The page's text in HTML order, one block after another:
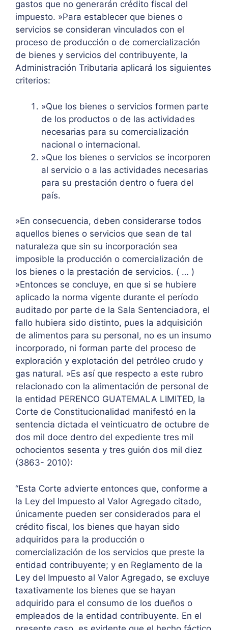
gastos que no generarán crédito fiscal del
impuesto. »Para establecer que bienes o
servicios se consideran vinculados con el
proceso de producción o de comercialización
de bienes y servicios del contribuyente, la
Administración Tributaria aplicará los siguientes
criterios:
»Que los bienes o servicios formen parte
de los productos o de las actividades
necesarias para su comercialización
nacional o internacional.
»Que los bienes o servicios se incorporen
al servicio o a las actividades necesarias
para su prestación dentro o fuera del
país.
»En consecuencia, deben considerarse todos
aquellos bienes o servicios que sean de tal
naturaleza que sin su incorporación sea
imposible la producción o comercialización de
los bienes o la prestación de servicios. ( … )
»Entonces se concluye, en que si se hubiere
aplicado la norma vigente durante el período
auditado por parte de la Sala Sentenciadora, el
fallo hubiera sido distinto, pues la adquisición
de alimentos para su personal, no es un insumo
incorporado, ni forman parte del proceso de
exploración y explotación del petróleo crudo y
gas natural. »Es así que respecto a este rubro
relacionado con la alimentación de personal de
la entidad PERENCO GUATEMALA LIMITED, la
Corte de Constitucionalidad manifestó en la
sentencia dictada el veinticuatro de octubre de
dos mil doce dentro del expediente tres mil
ochocientos sesenta y tres guión dos mil diez
(3863- 2010):
“Esta Corte advierte entonces que, conforme a
la Ley del Impuesto al Valor Agregado citado,
únicamente pueden ser considerados para el
crédito fiscal, los bienes que hayan sido
adquiridos para la producción o
comercialización de los servicios que preste la
entidad contribuyente; y en Reglamento de la
Ley del Impuesto al Valor Agregado, se excluye
taxativamente los bienes que se hayan
adquirido para el consumo de los dueños o
empleados de la entidad contribuyente. En el